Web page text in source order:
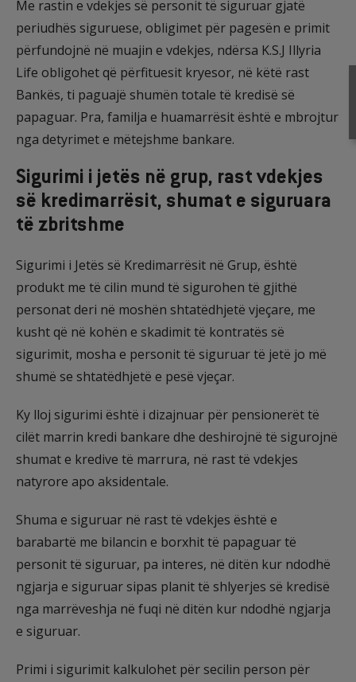
Me rastin e vdekjes së personit të siguruar gjatë
periudhës siguruese, obligimet për pagesën e primit
përfundojnë në muajin e vdekjes, ndërsa K.S.J Illyria
Life obligohet që përfituesit kryesor, në këtë rast
Bankës, ti paguajë shumën totale të kredisë së
papaguar. Pra, familja e huamarrësit është e mbrojtur
nga detyrimet e mëtejshme bankare.
Sigurimi i jetës në grup, rast vdekjes
së kredimarrësit, shumat e siguruara
të zbritshme
Sigurimi i Jetës së Kredimarrësit në Grup, është
produkt me të cilin mund të sigurohen të gjithë
personat deri në moshën shtatëdhjetë vjeçare, me
kusht që në kohën e skadimit të kontratës së
sigurimit, mosha e personit të siguruar të jetë jo më
shumë se shtatëdhjetë e pesë vjeçar.
Ky lloj sigurimi është i dizajnuar për pensionerët të
cilët marrin kredi bankare dhe deshirojnë të sigurojnë
shumat e kredive të marrura, në rast të vdekjes
natyrore apo aksidentale.
Shuma e siguruar në rast të vdekjes është e
barabartë me bilancin e borxhit të papaguar të
personit të siguruar, pa interes, në ditën kur ndodhë
ngjarja e siguruar sipas planit të shlyerjes së kredisë
nga marrëveshja në fuqi në ditën kur ndodhë ngjarja
e siguruar.
Primi i sigurimit kalkulohet për secilin person për